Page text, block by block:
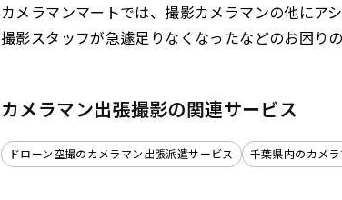
カメラマンマートでは、撮影カメラマンの他にア
撮影スタッフが急遽足りなくなったなどのお困り
カメラマン出張撮影の関連サービス
ドローン空撮のカメラマン出張派遣サービス 千葉県内のカメ